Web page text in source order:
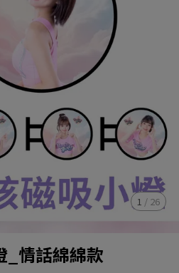
1 / 26
_情話綿綿款